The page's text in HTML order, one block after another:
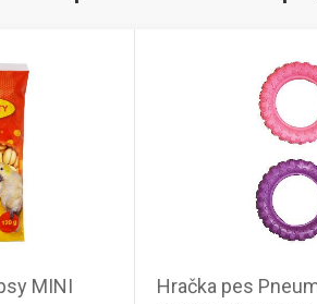
MINI
Hračka pes